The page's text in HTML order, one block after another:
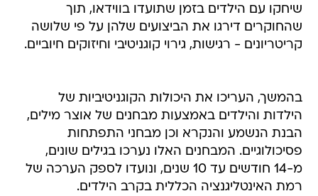
שיחקו עם הילדים בזמן שתועדו בווידאו, תוך
שהחוקרים דירגו את הביצועים שלהן על פי שלושה
קריטריונים - רגישות, גירוי קוגניטיבי וחיזוקים חיוביים.
בהמשך, העריכו את היכולות הקוגניטיביות של
הילדות והילדים באמצעות מבחנים של אוצר מילים,
הבנת הנשמע והנקרא וכן מבחני התפתחות
פסיכולוגיים. המבחנים האלו נערכו בגילים שונים,
מ-14 חודשים עד 10 שנים, ונועדו לספק הערכה של
רמת האינטליגנציה הכללית בקרב הילדים.